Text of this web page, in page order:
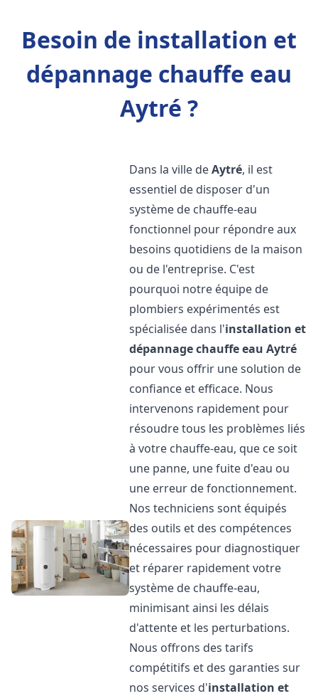
Besoin de installation et
dépannage chauffe eau
Aytré ?
Dans la ville deAytré, il est
essentiel de disposer d'un
système de chauffe-eau
fonctionnel pour répondre aux
besoins quotidiens de la maison
ou de l'entreprise. C'est
pourquoi notre équipe de
plombiers expérimentés est
spécialisée dans l'installation et
dépannage chauffe eau Aytré
pour vous offrir une solution de
confiance et efficace. Nous
intervenons rapidement pour
résoudre tous les problèmes liés
à votre chauffe-eau, que ce soit
une panne, une fuite d'eau ou
une erreur de fonctionnement.
Nos techniciens sont équipés
des outils et des compétences
nécessaires pour diagnostiquer
et réparer rapidement votre
système de chauffe-eau,
minimisant ainsi les délais
d'attente et les perturbations.
Nous offrons des tarifs
compétitifs et des garanties sur
nos services d'installation et